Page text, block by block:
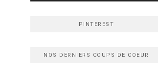
PINTEREST
NOS DERNIERS COUPS DE COEUR